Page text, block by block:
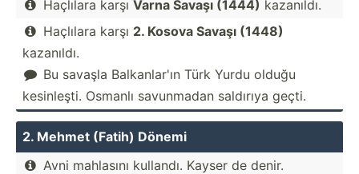
 Haçlılara karşı Varna Savaşı (1444) kazanıldı.
 Haçlılara karşı 2. Kosova Savaşı (1448)
kazanıldı.
 Bu savaşla Balkan­lar'ın Türk Yurdu olduğu
kesinl­eşti. Osmanlı savunmadan saldırıya geçti.
2. Mehmet (Fatih) Dönemi
 Avni mahlasını kullandı. Kayser de denir.